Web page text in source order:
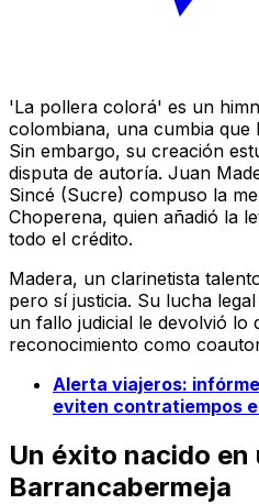
'La pollera colorá' es un
colombiana, una cumbia
Sin embargo, su creación
disputa de autoría. Juan
Sincé (Sucre) compuso la
Choperena, quien añadió la
todo el crédito.
Madera, un clarinetista
pero sí justicia. Su lucha
un fallo judicial le devolvió lo
reconocimiento como
Alerta viajeros:
eviten contratiempos
Un éxito nacido en
Barrancabermeja